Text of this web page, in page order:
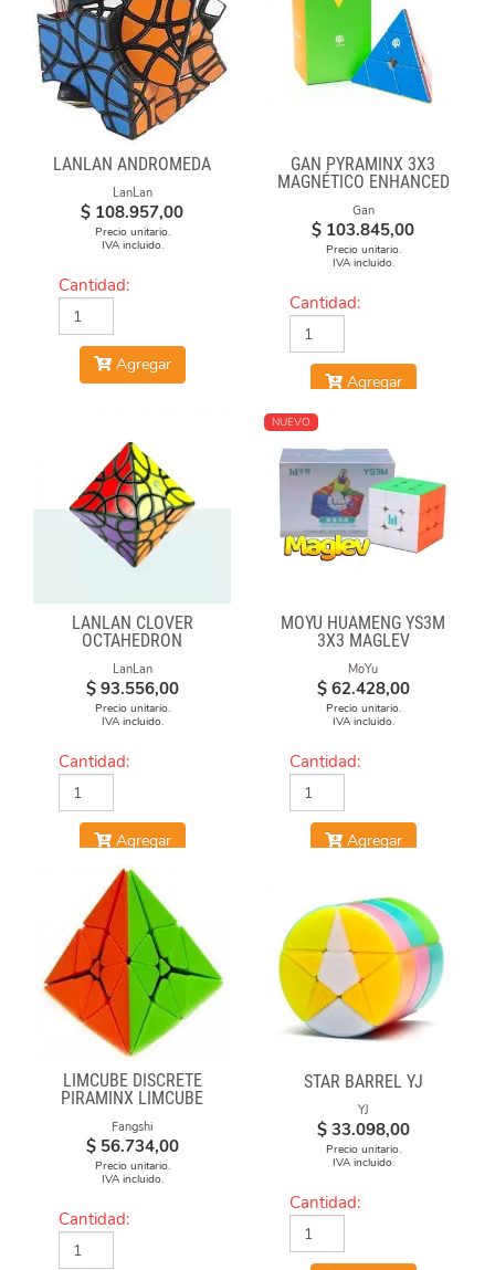
LANLAN ANDROMEDA
LanLan
$ 108.957,00
Precio unitario.
IVA incluido.
Cantidad:
Agregar
GAN PYRAMINX 3X3
MAGNÉTICO ENHANCED
Gan
$ 103.845,00
Precio unitario.
IVA incluido.
Cantidad:
Agregar
LANLAN CLOVER
OCTAHEDRON
LanLan
$ 93.556,00
Precio unitario.
IVA incluido.
Cantidad:
Agregar
NUEVO
MOYU HUAMENG YS3M
3X3 MAGLEV
MoYu
$ 62.428,00
Precio unitario.
IVA incluido.
Cantidad:
Agregar
LIMCUBE DISCRETE
PIRAMINX LIMCUBE
Fangshi
$ 56.734,00
Precio unitario.
IVA incluido.
Cantidad:
STAR BARREL YJ
YJ
$ 33.098,00
Precio unitario.
IVA incluido.
Cantidad: